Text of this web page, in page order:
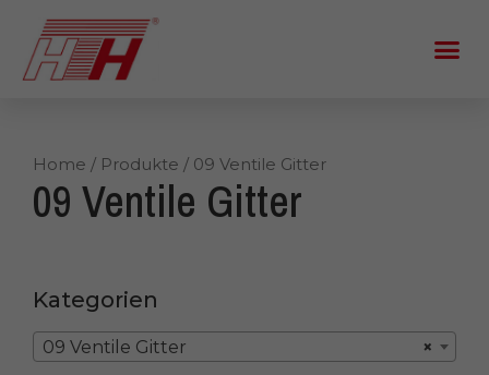
Home / Produkte / 09 Ventile Gitter
09 Ventile Gitter
Kategorien
×
09 Ventile Gitter